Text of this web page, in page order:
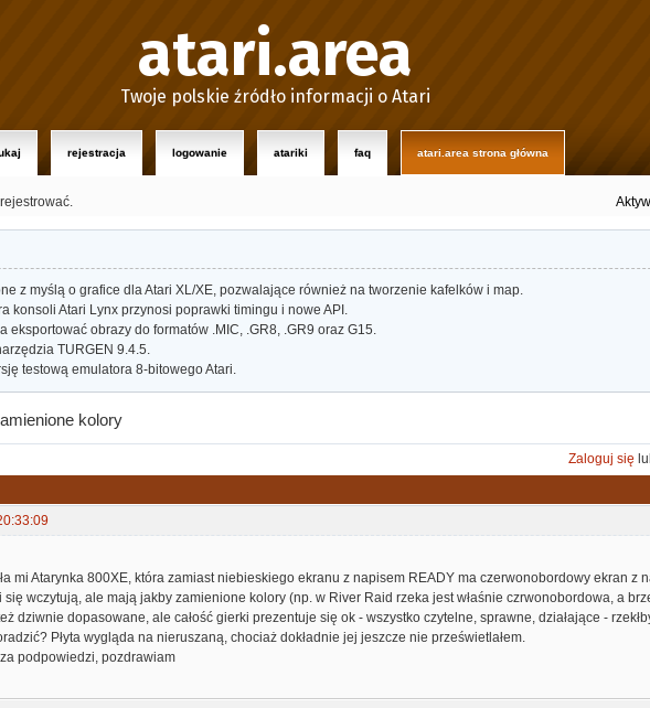
atari.area
Twoje polskie źródło informacji o Atari
rejestracja logowanie atariki faq atari.area strona główna
z myślą o grafice dla Atari XL/XE, pozwalające również na tworzenie kafelków i map.
konsoli Atari Lynx przynosi poprawki timingu i nowe API.
eksportować obrazy do formatów .MIC, .GR8, .GR9 oraz G15.
TURGEN 9.4.5.
testową emulatora 8-bitowego Atari.
kolory
Zaloguj się
mi Atarynka 800XE, która zamiast niebieskiego ekranu z napisem READY ma czerwonobordowy ekran z
się wczytują, ale mają jakby zamienione kolory (np. w River Raid rzeka jest właśnie czrwonobordowa, a
dziwnie dopasowane, ale całość gierki prezentuje się ok - wszystko czytelne, sprawne, działające -
Płyta wygląda na nieruszaną, chociaż dokładnie jej jeszcze nie prześwietlałem.
podpowiedzi, pozdrawiam